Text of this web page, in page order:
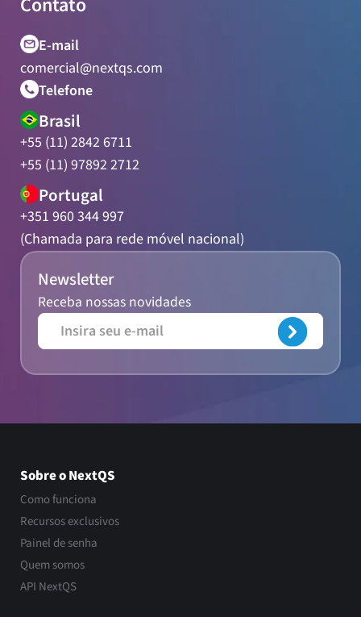
E-mail
comercial@nextqs.com
Telefone
Brasil
+55 (11) 2842 6711
+55 (11) 97892 2712
Portugal
+351 960 344 997
(Chamada para rede móvel nacional)
Newsletter
Receba nossas novidades
Sobre o NextQS
Como funciona
Recursos exclusivos
Painel de senha
Quem somos
API NextQS